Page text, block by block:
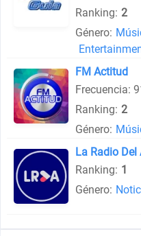
Ranking: 2
Género:
FM Actitud
Frecuencia:
Ranking: 2
Género:
La Radio Del
Ranking: 1
Género: